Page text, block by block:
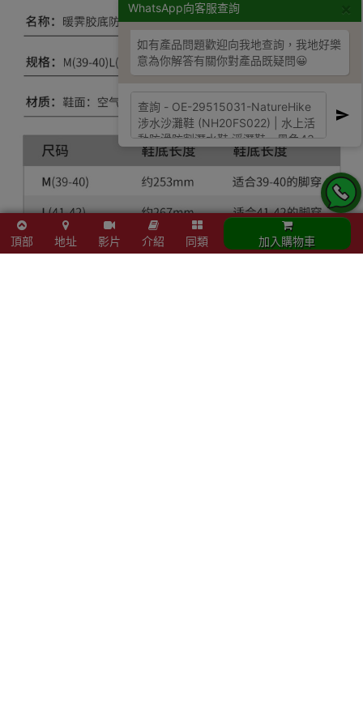
WhatsApp向客服查詢
如有產品問題歡迎向我地查詢，我地好樂
意為你解答有關你對產品既疑問😀
頂部 地址 影片 介紹 同類 加入購物車